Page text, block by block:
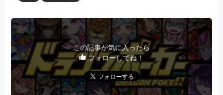
この記事が気に入ったら
フォローしてね！